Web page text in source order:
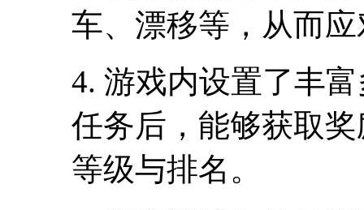
车、漂移等，从而
4. 游戏内设置了丰
任务后，能够获取
等级与排名。